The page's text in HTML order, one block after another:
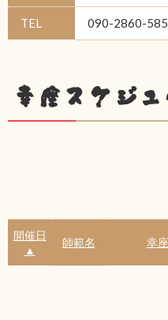
TEL 090-2860-
幸座スケジ
開催日
▲
師範名 幸